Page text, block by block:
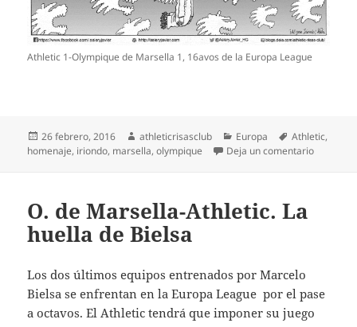
Athletic 1-Olympique de Marsella 1, 16avos de la Europa League
Publicado
el
26 febrero, 2016 Autor
athleticrisasclub Categorías
Europa Etiquetas
Athletic,
homenaje, iriondo, marsella,olympique Deja un comentarioen
O. de Marsella-Athletic. La
huella de Bielsa
Los dos últimos equipos entrenados por Marcelo
Bielsa se enfrentan en la Europa League por el pase
a octavos. El Athletic tendrá que imponer su juego